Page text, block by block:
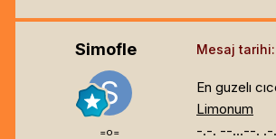
Simofle
=o=
Mesaj tarihi:
En guzelı
Limonum
-.-. --...--. .-